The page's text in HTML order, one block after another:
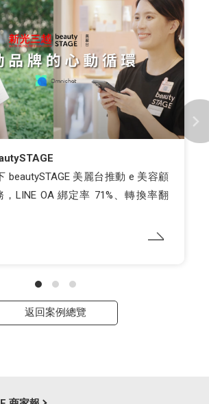
beautySTAGE 美麗台推動 e 美容顧
，LINE OA 綁定率 71%、轉換率翻
返回案例總覽